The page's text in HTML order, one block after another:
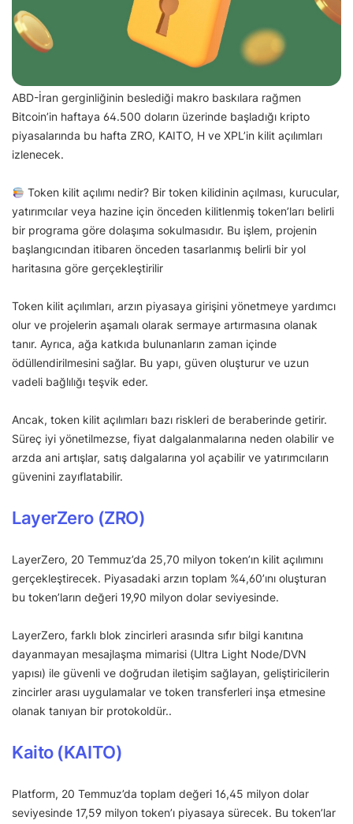
ABD-İran gerginliğinin beslediği makro baskılara rağmen
Bitcoin’in haftaya 64.500 doların üzerinde başladığı kripto
piyasalarında bu hafta ZRO, KAITO, H ve XPL’in kilit açılımları
izlenecek.
Token kilit açılımı nedir? Bir token kilidinin açılması, kurucular,
yatırımcılar veya hazine için önceden kilitlenmiş token’ları belirli
bir programa göre dolaşıma sokulmasıdır. Bu işlem, projenin
başlangıcından itibaren önceden tasarlanmış belirli bir yol
haritasına göre gerçekleştirilir
Token kilit açılımları, arzın piyasaya girişini yönetmeye yardımcı
olur ve projelerin aşamalı olarak sermaye artırmasına olanak
tanır. Ayrıca, ağa katkıda bulunanların zaman içinde
ödüllendirilmesini sağlar. Bu yapı, güven oluşturur ve uzun
vadeli bağlılığı teşvik eder.
Ancak, token kilit açılımları bazı riskleri de beraberinde getirir.
Süreç iyi yönetilmezse, fiyat dalgalanmalarına neden olabilir ve
arzda ani artışlar, satış dalgalarına yol açabilir ve yatırımcıların
güvenini zayıflatabilir.
LayerZero (ZRO)
LayerZero, 20 Temmuz’da 25,70 milyon token’ın kilit açılımını
gerçekleştirecek. Piyasadaki arzın toplam %4,60’ını oluşturan
bu token’ların değeri 19,90 milyon dolar seviyesinde.
LayerZero, farklı blok zincirleri arasında sıfır bilgi kanıtına
dayanmayan mesajlaşma mimarisi (Ultra Light Node/DVN
yapısı) ile güvenli ve doğrudan iletişim sağlayan, geliştiricilerin
zincirler arası uygulamalar ve token transferleri inşa etmesine
olanak tanıyan bir protokoldür..
Kaito (KAITO)
Platform, 20 Temmuz’da toplam değeri 16,45 milyon dolar
seviyesinde 17,59 milyon token’ı piyasaya sürecek. Bu token’lar